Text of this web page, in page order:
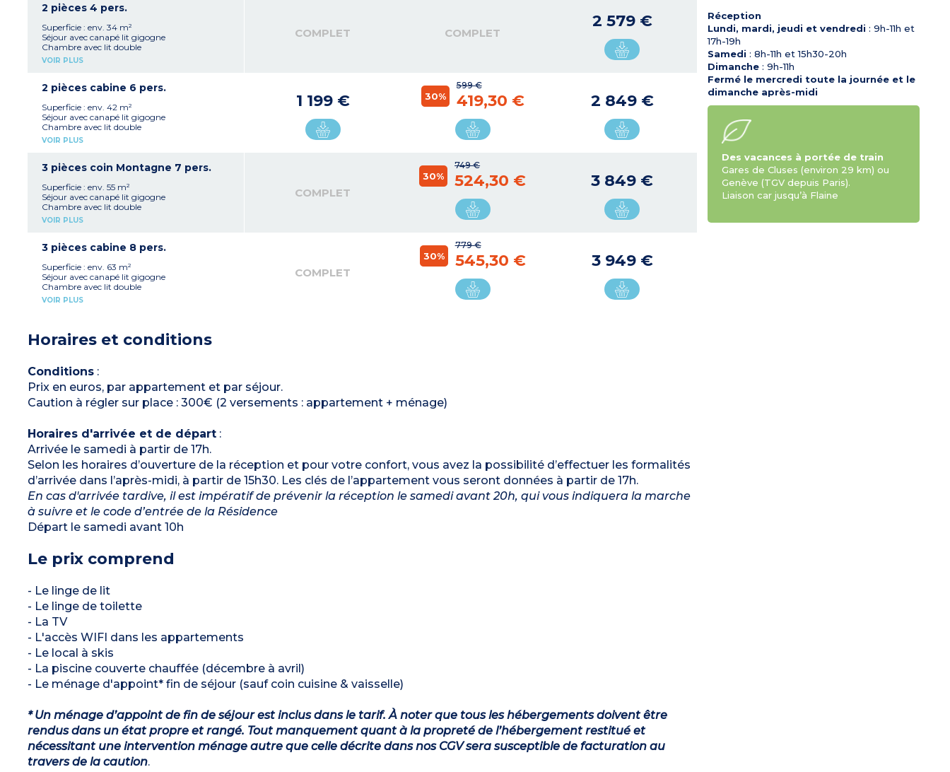
2 pièces 4 pers.
Superficie : env. 34 m²
Séjour avec canapé lit gigogne
Chambre avec lit double
Kitchenette équipée (plaque vitrocéramique,
avec WC
Balcon
VOIR PLUS
COMPLET COMPLET
2 579 €
2 pièces cabine 6 pers.
Superficie : env. 42 m²
Séjour avec canapé lit gigogne
Chambre avec lit double
Cabine avec 2 lits superposés
Salle de bain (sèche-cheveux) avec WC
Balcon
VOIR PLUS
1 199 €
599 €
30% 419,30 € 2 849 €
3 pièces coin Montagne 7 pers.
Superficie : env. 55 m²
Séjour avec canapé lit gigogne
Chambre avec lit double
Chambre avec 2 lits simples
micro-ondes/grill, lave-vaisselle, cafetière, hotte)
Salle de bain (sèche-cheveux) + salle de douche
+ 2 WC (dont un séparé)
Balcon
*Coin montagne est une pièce type cabine
VOIR PLUS
COMPLET
749 €
30% 524,30 € 3 849 €
3 pièces cabine 8 pers.
Superficie : env. 63 m²
Séjour avec canapé lit gigogne
Chambre avec lit double
Chambre avec 2 lits simples
Salle de bain + salle de douche (sèche-cheveux)
+ 2 WC (dont un séparé)
VOIR PLUS
COMPLET
779 €
30% 545,30 € 3 949 €
Horaires et conditions
Conditions:
Prix en euros, par appartement et par séjour.
Caution à régler sur place : 300€ (2 versements : appartement + ménage)
Horaires d'arrivée et de départ:
Arrivée le samedi à partir de 17h.
Selon les horaires d’ouverture de la réception et pour votre confort, vous avez la possibilité d’effectuer les formalités
d’arrivée dans l’après-midi, à partir de 15h30. Les clés de l’appartement vous seront données à partir de 17h.
En cas d'arrivée tardive, il est impératif de prévenir la réception le samedi avant 20h, qui vous indiquera la marche
à suivre et le code d’entrée de la Résidence
Départ le samedi avant 10h
Le prix comprend
- Le linge de lit
- Le linge de toilette
- La TV
- L'accès WIFI dans les appartements
- Le local à skis
- La piscine couverte chauffée (décembre à avril)
- Le ménage d'appoint* fin de séjour (sauf coin cuisine & vaisselle)
* Un ménage d’appoint de fin de séjour est inclus dans le tarif. À noter que tous les hébergements doivent être
rendus dans un état propre et rangé. Tout manquement quant à la propreté de l’hébergement restitué et
nécessitant une intervention ménage autre que celle décrite dans nos CGV sera susceptible de facturation au
travers de la caution.
Réception
Lundi, mardi, jeudi et vendredi : 9h-11h et
17h-19h
Samedi : 8h-11h et 15h30-20h
Dimanche: 9h-11h
Fermé le mercredi toute la journée et le
dimanche après-midi
Des vacances à portée de train
Gares de Cluses (environ 29 km) ou
Genève (TGV depuis Paris).
Liaison car jusqu’à Flaine